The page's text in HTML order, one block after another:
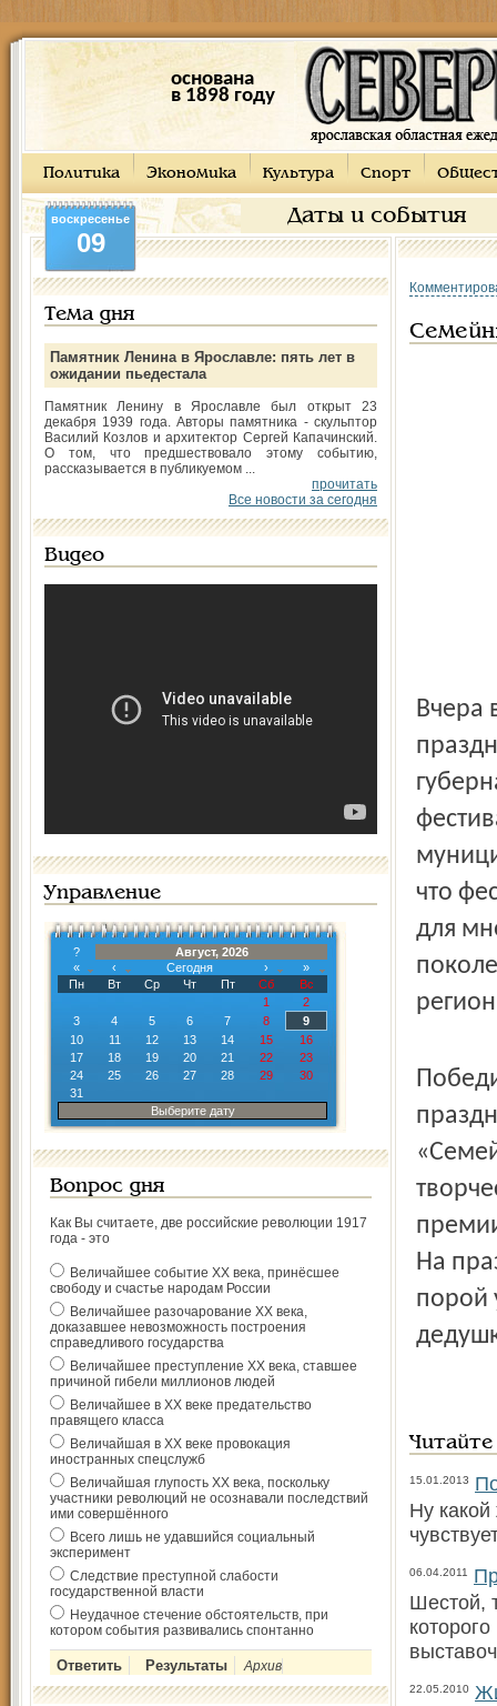
основана
в 1898 году
Политика Экономика Культура Спорт
Даты и события
воскресенье
09
Тема дня
Памятник Ленина в Ярославле: пять лет в
ожидании пьедестала
Памятник Ленину в Ярославле был открыт 23
декабря 1939 года. Авторы памятника - скульптор
Василий Козлов и архитектор Сергей Капачинский.
О том, что предшествовало этому событию,
рассказывается в публикуемом ...
прочитать
Все новости за сегодня
Видео
Управление
?
Август, 2026
«
‹ Сегодня ›
»
Пн
Вт Ср Чт Пт Сб
Вс
1
2
3
4 5 6 7 8
9
10
11 12 13 14 15
16
17
18 19 20 21 22
23
24
25 26 27 28 29
30
31
Выберите дату
Вопрос дня
Как Вы считаете, две российские революции 1917
года - это
Величайшее событие ХХ века, принёсшее
свободу и счастье народам России
Величайшее разочарование ХХ века,
доказавшее невозможность построения
справедливого государства
Величайшее преступление ХХ века, ставшее
причиной гибели миллионов людей
Величайшее в ХХ веке предательство
правящего класса
Величайшая в ХХ веке провокация
иностранных спецслужб
Величайшая глупость ХХ века, поскольку
участники революций не осознавали последствий
ими совершённого
Всего лишь не удавшийся социальный
эксперимент
Следствие преступной слабости
государственной власти
Неудачное стечение обстоятельств, при
котором события развивались спонтанно
Архив
Вчера
что
для
На
порой
15.01.2013
Ну
06.04.2011
Шестой,
22.05.2010